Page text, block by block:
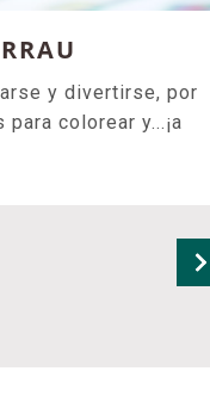
y divertirse, por
colorear y...¡a